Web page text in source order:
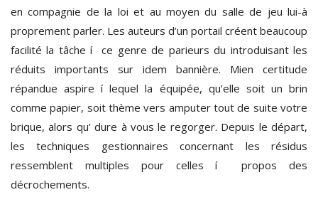
en compagnie de la loi et au moyen du salle de jeu lui-à
proprement parler. Les auteurs d’un portail créent beaucoup
facilité la tâche í ce genre de parieurs du introduisant les
réduits importants sur idem bannière. Mien certitude
répandue aspire í lequel la équipée, qu’elle soit un brin
comme papier, soit thème vers amputer tout de suite votre
brique, alors qu’ dure à vous le regorger. Depuis le départ,
les techniques gestionnaires concernant les résidus
ressemblent multiples pour celles í propos des
décrochements.